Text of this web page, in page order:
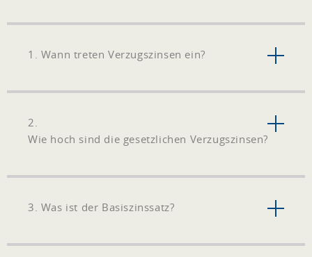
1. Wann treten Verzugszinsen ein?
2.
Wie hoch sind die gesetzlichen Verzugszinsen?
3. Was ist der Basiszinssatz?